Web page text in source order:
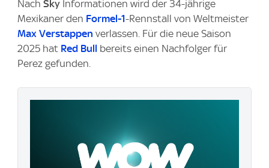
Nach Sky Informationen wird der 34-jährige
Mexikaner den Formel-1-Rennstall von Weltmeister
Max Verstappen verlassen. Für die neue Saison
2025 hat Red Bull bereits einen Nachfolger für
Perez gefunden.